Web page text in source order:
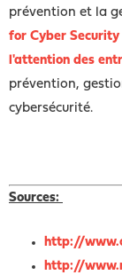
prévention et la
for Cyber Security
l'attention des
prévention,
cybersécurité.
Sources:
http://
http://